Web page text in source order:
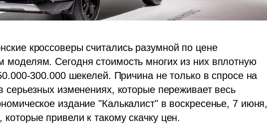
кроссоверы считались разумной по цене
моделям. Сегодня стоимость многих из них вплотную
300.000 шекелей. Причина не только в спросе на
серьезных изменениях, которые переживает весь
издание "Калькалист" в воскресенье, 7 июня,
привели к такому скачку цен.